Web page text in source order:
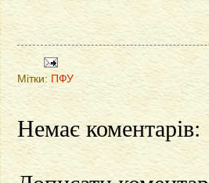
Мітки: ПФУ
Немає коментарів: